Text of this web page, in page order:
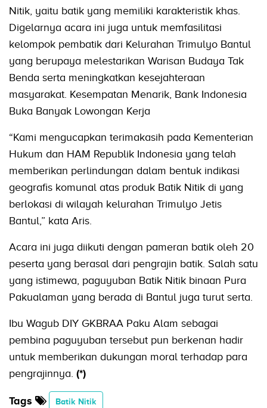
Nitik, yaitu batik yang memiliki karakteristik khas.
Digelarnya acara ini juga untuk memfasilitasi
kelompok pembatik dari Kelurahan Trimulyo Bantul
yang berupaya melestarikan Warisan Budaya Tak
Benda serta meningkatkan kesejahteraan
masyarakat. Kesempatan Menarik, Bank Indonesia
Buka Banyak Lowongan Kerja
“Kami mengucapkan terimakasih pada Kementerian
Hukum dan HAM Republik Indonesia yang telah
memberikan perlindungan dalam bentuk indikasi
geografis komunal atas produk Batik Nitik di yang
berlokasi di wilayah kelurahan Trimulyo Jetis
Bantul,” kata Aris.
Acara ini juga diikuti dengan pameran batik oleh 20
peserta yang berasal dari pengrajin batik. Salah satu
yang istimewa, paguyuban Batik Nitik binaan Pura
Pakualaman yang berada di Bantul juga turut serta.
Ibu Wagub DIY GKBRAA Paku Alam sebagai
pembina paguyuban tersebut pun berkenan hadir
untuk memberikan dukungan moral terhadap para
pengrajinnya. (*)
Tags Batik Nitik